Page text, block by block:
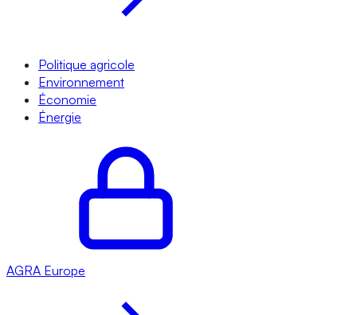
Politique agricole
Environnement
Économie
Énergie
AGRA Europe